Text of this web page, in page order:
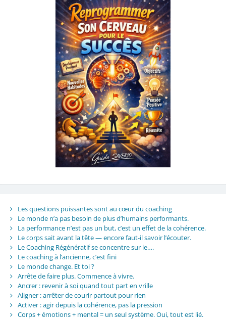
Les questions puissantes sont au cœur du coaching
Le monde n’a pas besoin de plus d’humains performants.
La performance n’est pas un but, c’est un effet de la cohérence.
Le corps sait avant la tête — encore faut-il savoir l’écouter.
Le Coaching Régénératif se concentre sur le….
Le coaching à l’ancienne, c’est fini
Le monde change. Et toi ?
Arrête de faire plus. Commence à vivre.
Ancrer : revenir à soi quand tout part en vrille
Aligner : arrêter de courir partout pour rien
Activer : agir depuis la cohérence, pas la pression
Corps + émotions + mental = un seul système. Oui, tout est lié.